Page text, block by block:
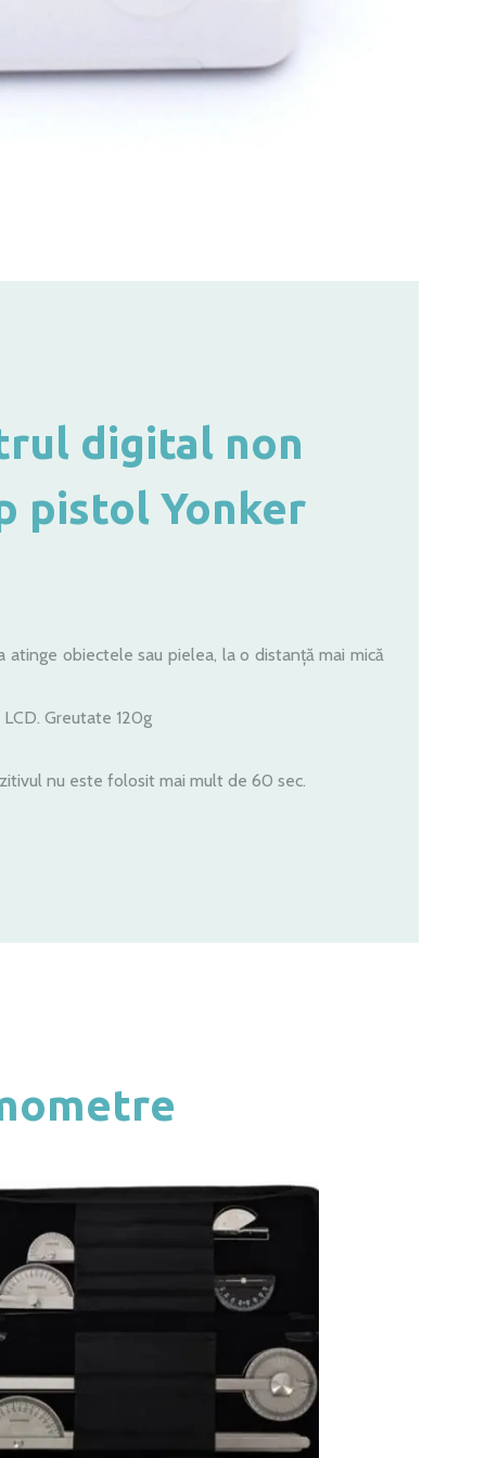
digital non
pistol Yonker
obiectele sau pielea, la o distanță mai mică
Greutate 120g
nu este folosit mai mult de 60 sec.